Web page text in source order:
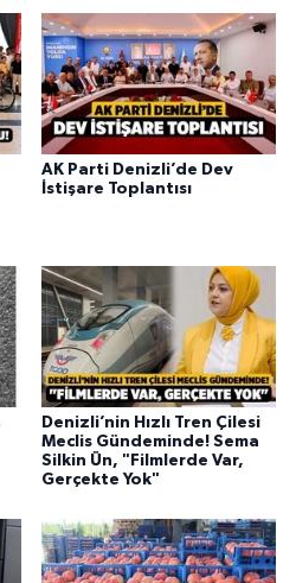
AK Parti Denizli’de Dev
İstişare Toplantısı
Denizli’nin Hızlı Tren Çilesi
Meclis Gündeminde! Sema
Silkin Ün, "Filmlerde Var,
Gerçekte Yok"